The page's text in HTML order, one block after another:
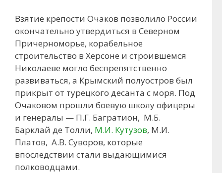
Взятие крепости Очаков позволило России
окончательно утвердиться в Северном
Причерноморье, корабельное
строительство в Херсоне и строившемся
Николаеве могло беспрепятственно
развиваться, а Крымский полуостров был
прикрыт от турецкого десанта с моря. Под
Очаковом прошли боевую школу офицеры
и генералы — П.Г. Багратион, М.Б.
Барклай де Толли, М.И. Кутузов, М.И.
Платов, А.В. Суворов, которые
впоследствии стали выдающимися
полководцами.